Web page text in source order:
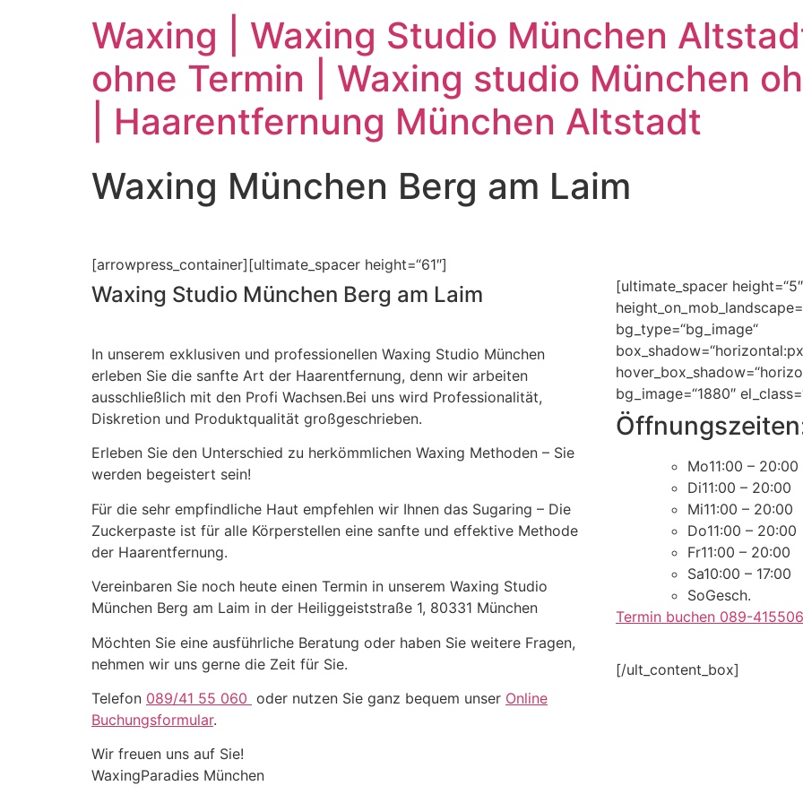
Waxing | Waxing Studio München
ohne Termin | Waxing studio München
| Haarentfernung München Altstadt
Waxing München Berg am Laim
[arrowpress_container][ultimate_spacer height=“61″]
Waxing Studio München Berg am Laim
In unserem exklusiven und professionellen Waxing Studio München
erleben Sie die sanfte Art der Haarentfernung, denn wir arbeiten
ausschließlich mit den Profi Wachsen.Bei uns wird Professionalität,
Diskretion und Produktqualität großgeschrieben.
Erleben Sie den Unterschied zu herkömmlichen Waxing Methoden – Sie
werden begeistert sein!
Für die sehr empfindliche Haut empfehlen wir Ihnen das Sugaring – Die
Zuckerpaste ist für alle Körperstellen eine sanfte und effektive Methode
der Haarentfernung.
Vereinbaren Sie noch heute einen Termin in unserem Waxing Studio
München Berg am Laim in der Heiliggeiststraße 1, 80331 München
Möchten Sie eine ausführliche Beratung oder haben Sie weitere Fragen,
nehmen wir uns gerne die Zeit für Sie.
Telefon 089/41 55 060 oder nutzen Sie ganz bequem unser Online
Buchungsformular.
Wir freuen uns auf Sie!
WaxingParadies München
[ultimate_spacer
bg_type=“bg_image“
bg_image=“1880″
Mo11:00 – 20:00
Di11:00 – 20:00
Mi11:00 – 20:00
Do11:00 – 20:00
Fr11:00 – 20:00
Sa10:00 – 17:00
SoGesch.
Termin buchen 089-
[/ult_content_box]